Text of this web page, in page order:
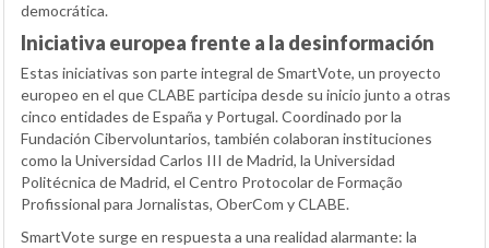
democrática.
Iniciativa europea frente a la desinformación
Estas iniciativas son parte integral de SmartVote, un proyecto
europeo en el que CLABE participa desde su inicio junto a otras
cinco entidades de España y Portugal. Coordinado por la
Fundación Cibervoluntarios, también colaboran instituciones
como la Universidad Carlos III de Madrid, la Universidad
Politécnica de Madrid, el Centro Protocolar de Formação
Profissional para Jornalistas, OberCom y CLABE.
SmartVote surge en respuesta a una realidad alarmante: la